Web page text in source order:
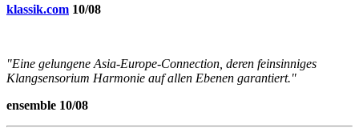
klassik.com 10/08
"Eine gelungene Asia-Europe-Connection, deren feinsinniges
Klangsensorium Harmonie auf allen Ebenen garantiert."
ensemble 10/08